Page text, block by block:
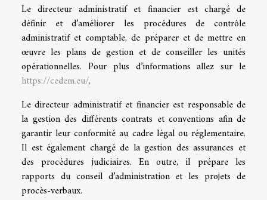
Le directeur administratif et financier est chargé de
définir et d’améliorer les procédures de contrôle
administratif et comptable, de préparer et de mettre en
œuvre les plans de gestion et de conseiller les unités
opérationnelles. Pour plus d’informations allez sur le
https://cedem.eu/.
Le directeur administratif et financier est responsable de
la gestion des différents contrats et conventions afin de
garantir leur conformité au cadre légal ou réglementaire.
Il est également chargé de la gestion des assurances et
des procédures judiciaires. En outre, il prépare les
rapports du conseil d’administration et les projets de
procès-verbaux.